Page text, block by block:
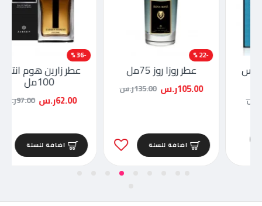
عطر روزا روز 75مل
135.00ر.س
اضافة للسلة
عطر زارين هوم انتنس
100مل
97.00ر.س
اضافة للسلة